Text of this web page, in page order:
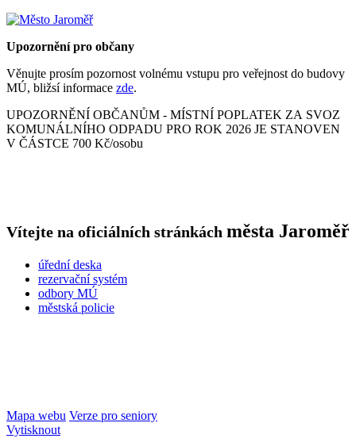
Upozornění pro občany
Věnujte prosím pozornost volnému vstupu pro veřejnost do budovy
MÚ, bližsí informace zde.
UPOZORNĚNÍ OBČANŮM - MÍSTNÍ POPLATEK ZA SVOZ
KOMUNÁLNÍHO ODPADU PRO ROK 2026 JE STANOVEN
V ČÁSTCE 700 Kč/osobu
Vítejte na oficiálních stránkách města Jaroměř
úřední deska
rezervační systém
odbory MÚ
městská policie
Mapa webu Verze pro seniory
Vytisknout